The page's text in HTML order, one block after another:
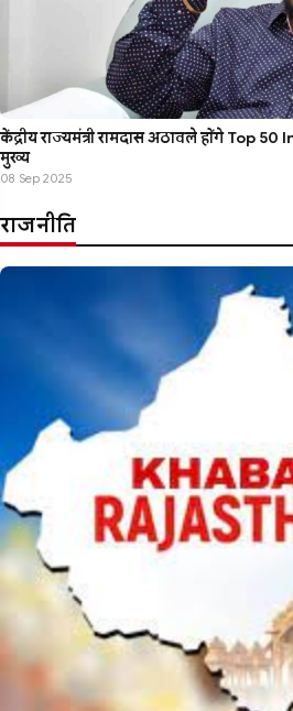
केंद्रीय राज्यमंत्री रामदास अठावले होंगे Top
मुख्य
08 Sep 2025
राजनीति